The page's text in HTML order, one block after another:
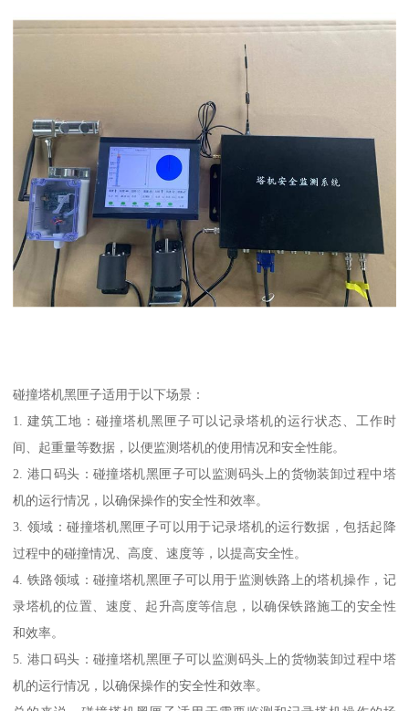
碰撞塔机黑匣子适用于以下场景：
1. 建筑工地：碰撞塔机黑匣子可以记录塔机的运行状态、工作时
间、起重量等数据，以便监测塔机的使用情况和安全性能。
2. 港口码头：碰撞塔机黑匣子可以监测码头上的货物装卸过程中塔
机的运行情况，以确保操作的安全性和效率。
3. 领域：碰撞塔机黑匣子可以用于记录塔机的运行数据，包括起降
过程中的碰撞情况、高度、速度等，以提高安全性。
4. 铁路领域：碰撞塔机黑匣子可以用于监测铁路上的塔机操作，记
录塔机的位置、速度、起升高度等信息，以确保铁路施工的安全性
和效率。
5. 港口码头：碰撞塔机黑匣子可以监测码头上的货物装卸过程中塔
机的运行情况，以确保操作的安全性和效率。